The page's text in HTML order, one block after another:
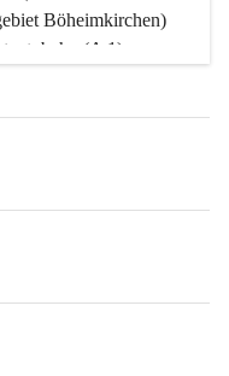
Böheimkirchen)
(A 1).
Wien sowie
Bauernhöfe hatten
Wiener
Wegen des
Jagdpächter ihre
die bedeutendste
durch